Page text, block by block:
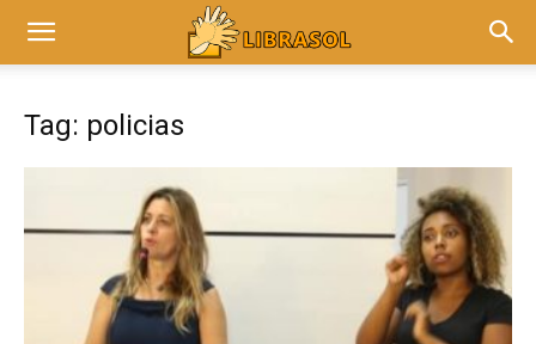
Tag: policias